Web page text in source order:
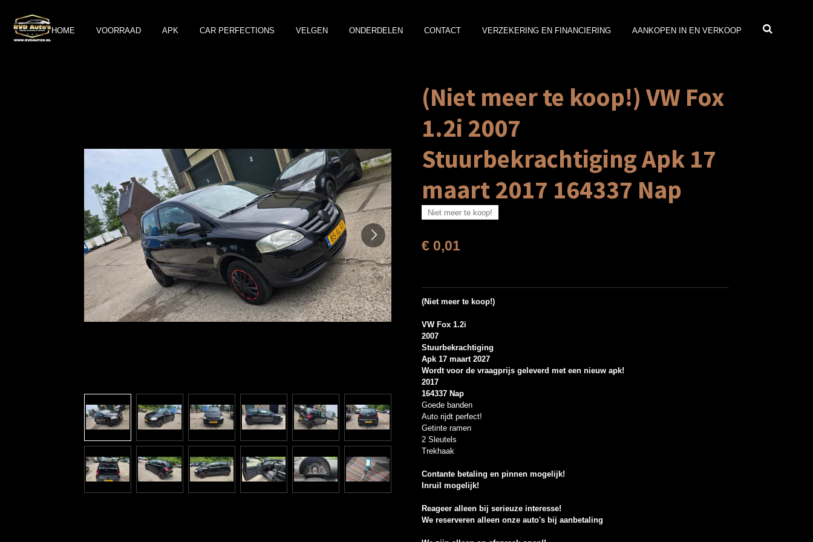
direct
naar
HOME VOORRAAD APK CAR PERFECTIONS VELGEN ONDERDELEN CONTACT VERZEKERING EN FINANCIERING AANKOPEN IN EN VERKOOP
(Niet meer te koop!) VW Fox
1.2i 2007
Stuurbekrachtiging Apk 17
maart 2017 164337 Nap
Niet meer te koop!
€ 0,01
(Niet meer te koop!)
VW Fox 1.2i
2007
Stuurbekrachtiging
Apk 17 maart 2027
Wordt voor de vraagprijs geleverd met een nieuw apk!
2017
164337 Nap
Goede banden
Auto rijdt perfect!
Getinte ramen
2 Sleutels
Trekhaak
Contante betaling en pinnen mogelijk!
Inruil mogelijk!
Reageer alleen bij serieuze interesse!
We reserveren alleen onze auto's bij aanbetaling